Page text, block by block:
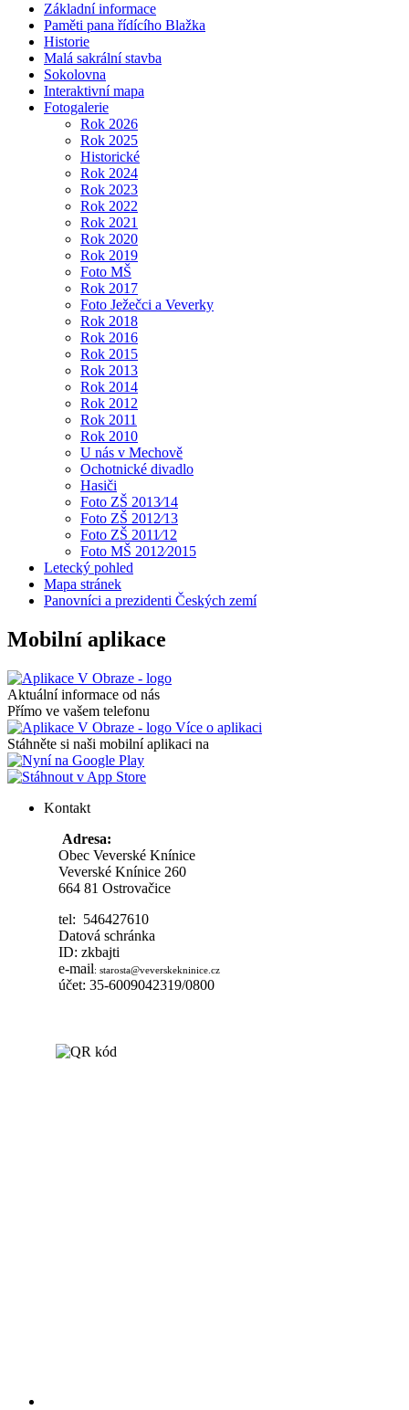
Základní informace
Paměti pana řídícího Blažka
Historie
Malá sakrální stavba
Sokolovna
Interaktivní mapa
Fotogalerie
Rok 2026
Rok 2025
Historické
Rok 2024
Rok 2023
Rok 2022
Rok 2021
Rok 2020
Rok 2019
Foto MŠ
Rok 2017
Foto Ježečci a Veverky
Rok 2018
Rok 2016
Rok 2015
Rok 2013
Rok 2014
Rok 2012
Rok 2011
Rok 2010
U nás v Mechově
Ochotnické divadlo
Hasiči
Foto ZŠ 2013⁄14
Foto ZŠ 2012⁄13
Foto ZŠ 2011⁄12
Foto MŠ 2012⁄2015
Letecký pohled
Mapa stránek
Panovníci a prezidenti Českých zemí
Mobilní aplikace
Aktuální informace od nás
Přímo ve vašem telefonu
Více o aplikaci
Stáhněte si naši mobilní aplikaci na
Kontakt
Adresa:
Obec Veverské Knínice
Veverské Knínice 260
664 81 Ostrovačice
tel: 546427610
Datová schránka
ID: zkbajti
e-mail: starosta@veverskekninice.cz
účet: 35-6009042319/0800